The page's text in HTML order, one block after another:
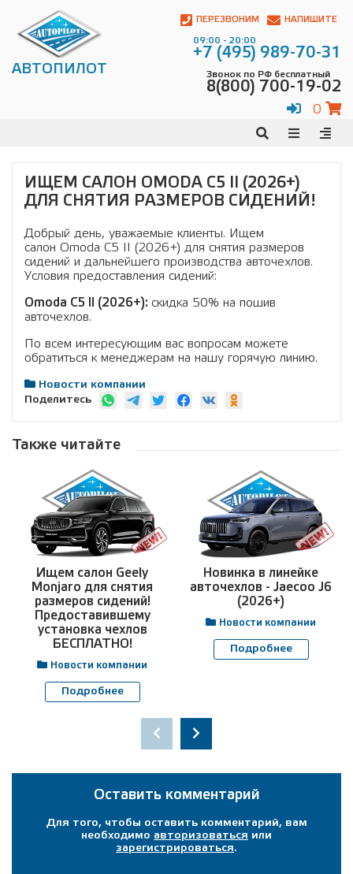
АВТОПИЛОТ
ПЕРЕЗВОНИМ НАПИШИТЕ
09:00 - 20:00
+7 (495) 989-70-31
Звонок по РФ бесплатный
8(800) 700-19-02
0
ИЩЕМ САЛОН OMODA C5 II (2026+)
ДЛЯ СНЯТИЯ РАЗМЕРОВ СИДЕНИЙ!
Добрый день, уважаемые клиенты. Ищем
салон Omoda C5 II (2026+) для снятия размеров
сидений и дальнейшего производства авточехлов.
Условия предоставления сидений:
Omoda C5 II (2026+): скидка 50% на пошив
авточехлов.
По всем интересующим вас вопросам можете
обратиться к менеджерам на нашу горячую линию.
Новости компании
Поделитесь
Также читайте
Ищем салон Geely
Monjaro для снятия
размеров сидений!
Предоставившему
установка чехлов
БЕСПЛАТНО!
Новости компании
Подробнее
Новинка в линейке
авточехлов - Jaecoo J6
(2026+)
Новости компании
Подробнее
Оставить комментарий
Для того, чтобы оставить комментарий, вам
необходимо авторизоваться или
зарегистрироваться.
Контакты:
Адрес:
Чагинская
700-
Телефон:+7
989-
Электронная
info@avtopilot1.ru